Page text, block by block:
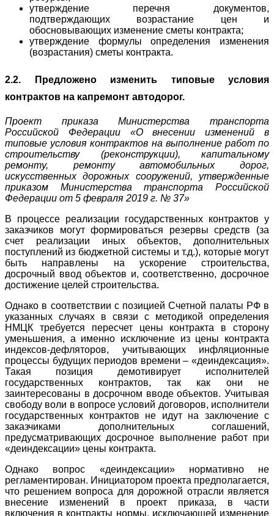
утверждение перечня документов,
подтверждающих возрастание цен и
обосновывающих изменение сметы контракта;
утверждение формулы определения изменения
(возрастания) сметы контракта.
2.2. Предложено изменить типовые условия
контрактов на капремонт автодорог.
Проект приказа Министерства транспорта
Российской Федерации «О внесении изменений в
типовые условия контрактов на выполнение работ по
строительству (реконструкции), капитальному
ремонту, ремонту автомобильных дорог,
искусственных дорожных сооружений, утвержденные
приказом Министерства транспорта Российской
Федерации от 5 февраля 2019 г. № 37»
В процессе реализации государственных контрактов у
заказчиков могут формироваться резервы средств (за
счет реализации иных объектов, дополнительных
поступлений из бюджетной системы и т.д.), которые могут
быть направлены на ускорение строительства,
досрочный ввод объектов и, соответственно, досрочное
достижение целей строительства.
Однако в соответствии с позицией Счетной палаты РФ в
указанных случаях в связи с методикой определения
НМЦК требуется пересчет цены контракта в сторону
уменьшения, а именно исключение из цены контракта
индексов-дефляторов, учитывающих инфляционные
процессы будущих периодов времени – «деиндексация».
Такая позиция демотивирует исполнителей
государственных контрактов, так как они не
заинтересованы в досрочном вводе объектов. Учитывая
свободу воли в вопросе условий договоров, исполнители
государственных контрактов не идут на заключение с
заказчиками дополнительных соглашений,
предусматривающих досрочное выполнение работ при
«деиндексации» цены контракта.
Однако вопрос «деиндексации» нормативно не
регламентирован. Инициатором проекта предполагается,
что решением вопроса для дорожной отрасли является
внесение изменений в проект приказа, в части
включения в контракты нормы, исключающей изменение